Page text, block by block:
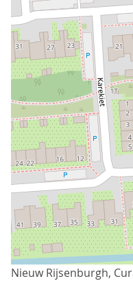
Nieuw Rijsenburgh,